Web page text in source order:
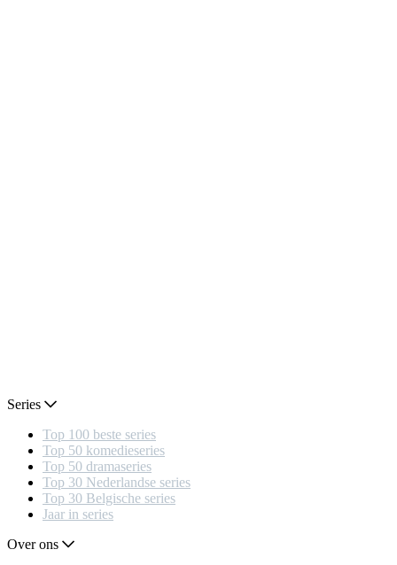
Series
Top 100 beste series
Top 50 komedieseries
Top 50 dramaseries
Top 30 Nederlandse series
Top 30 Belgische series
Jaar in series
Over ons